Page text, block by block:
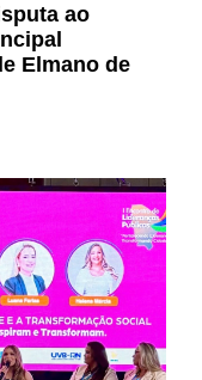
ao
Elmano de